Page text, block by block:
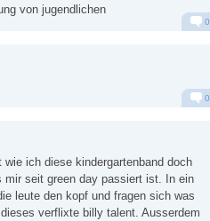
von jugendlichen
0
0
ich diese kindergartenband doch
mir seit green day passiert ist. In ein
leute den kopf und fragen sich was
verflixte billy talent. Ausserdem